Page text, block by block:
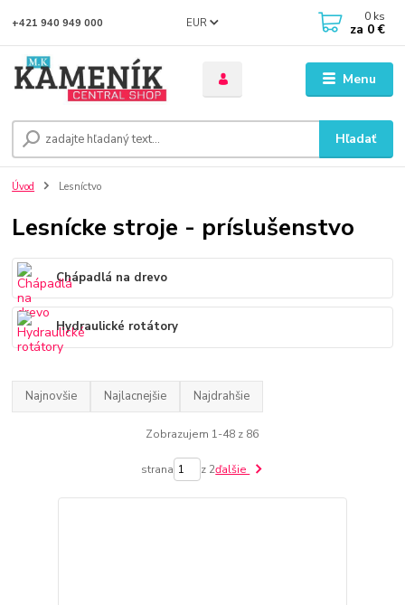
Menu
EUR
Hľadať
+421 940 949 000 0 ks
za 0 €
Úvod Lesníctvo
Lesnícke stroje - príslušenstvo
Chápadlá na drevo
Hydraulické rotátory
Najnovšie Najlacnejšie Najdrahšie
Zobrazujem 1-48 z 86
strana z 2ďalšie